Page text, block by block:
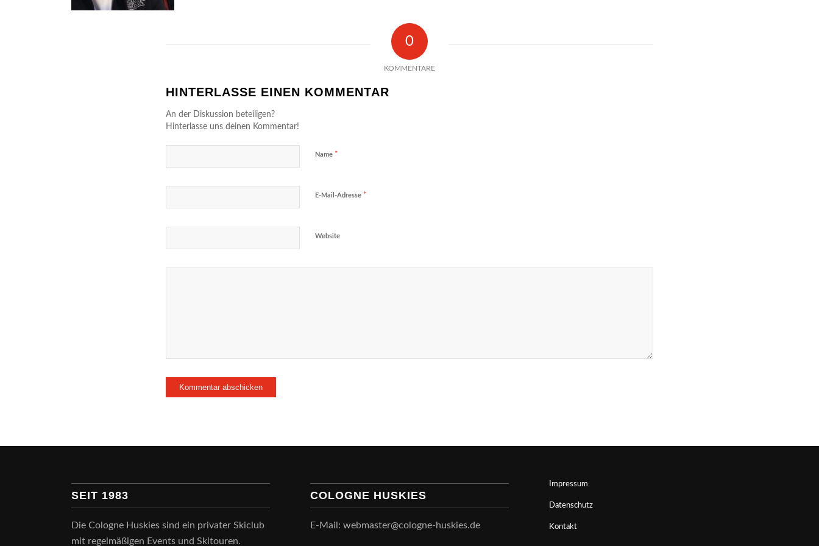
0
KOMMENTARE
HINTERLASSE EINEN KOMMENTAR
An der Diskussion beteiligen?
Hinterlasse uns deinen Kommentar!
Name *
E-Mail-Adresse *
Website
SEIT 1983
Die Cologne Huskies sind ein privater Skiclub
mit regelmäßigen Events und Skitouren.
COLOGNE HUSKIES
E-Mail: webmaster@cologne-huskies.de
Impressum
Datenschutz
Kontakt